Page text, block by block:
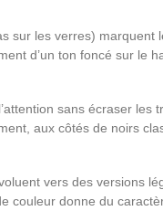
sur les verres) marquent
d’un ton foncé sur le
sans écraser les
aux côtés de noirs
vers des versions
couleur donne du